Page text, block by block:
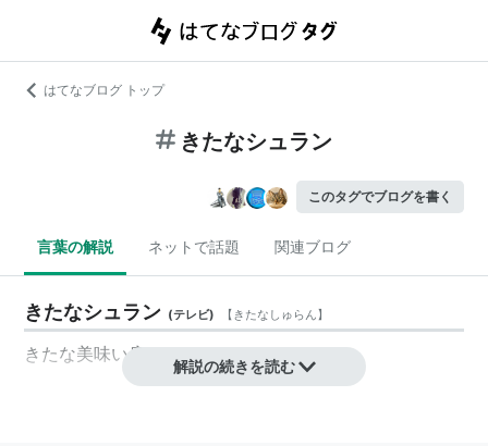
はてなブログ トップ
きたなシュラン
このタグでブログを書く
言葉の解説 ネットで話題 関連ブログ
きたなシュラン (テレビ) 【きたなしゅらん】
きたな美味い店
解説の続きを読む